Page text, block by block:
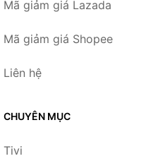
Mã giảm giá Lazada
Mã giảm giá Shopee
Liên hệ
CHUYÊN MỤC
Tivi